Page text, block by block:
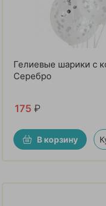
Гелиевые шарики с
Серебро
175 ₽
В корзину